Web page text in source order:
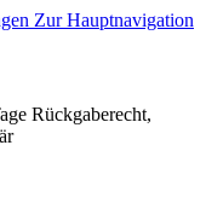
Zur Hauptnavigation
Rückgaberecht,